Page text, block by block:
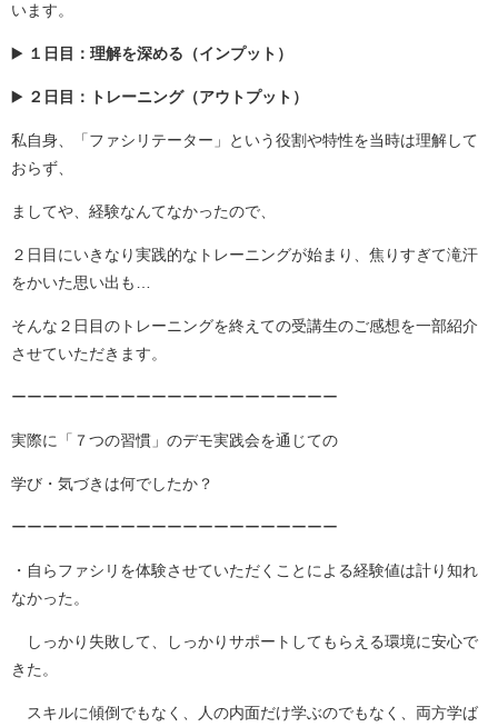
います。
▶️ １日目：理解を深める（インプット）
▶️ ２日目：トレーニング（アウトプット）
私自身、「ファシリテーター」という役割や特性を当時は理解して
おらず、
ましてや、経験なんてなかったので、
２日目にいきなり実践的なトレーニングが始まり、焦りすぎて滝汗
をかいた思い出も…
そんな２日目のトレーニングを終えての受講生のご感想を一部紹介
させていただきます。
ーーーーーーーーーーーーーーーーーーーーー
実際に「７つの習慣」のデモ実践会を通じての
学び・気づきは何でしたか？
ーーーーーーーーーーーーーーーーーーーーー
・自らファシリを体験させていただくことによる経験値は計り知れ
なかった。
しっかり失敗して、しっかりサポートしてもらえる環境に安心で
きた。
スキルに傾倒でもなく、人の内面だけ学ぶのでもなく、両方学ば